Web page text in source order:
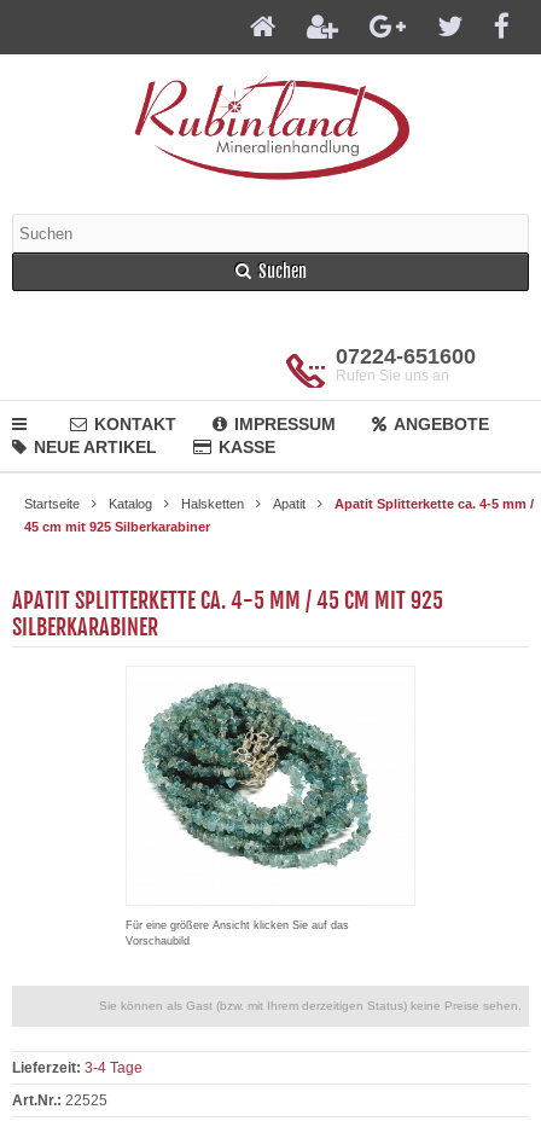
Suchen
07224-651600
Rufen Sie uns an
KONTAKT IMPRESSUM
ANGEBOTE
NEUE ARTIKEL
KASSE
Startseite Katalog Halsketten Apatit
Apatit Splitterkette ca. 4-5 mm /
45 cm mit 925 Silberkarabiner
APATIT SPLITTERKETTE CA. 4-5 MM / 45 CM MIT 925
SILBERKARABINER
Für eine größere Ansicht klicken Sie auf das
Vorschaubild
Sie können als Gast (bzw. mit Ihrem derzeitigen Status) keine Preise sehen.
Lieferzeit: 3-4 Tage
Art.Nr.: 22525